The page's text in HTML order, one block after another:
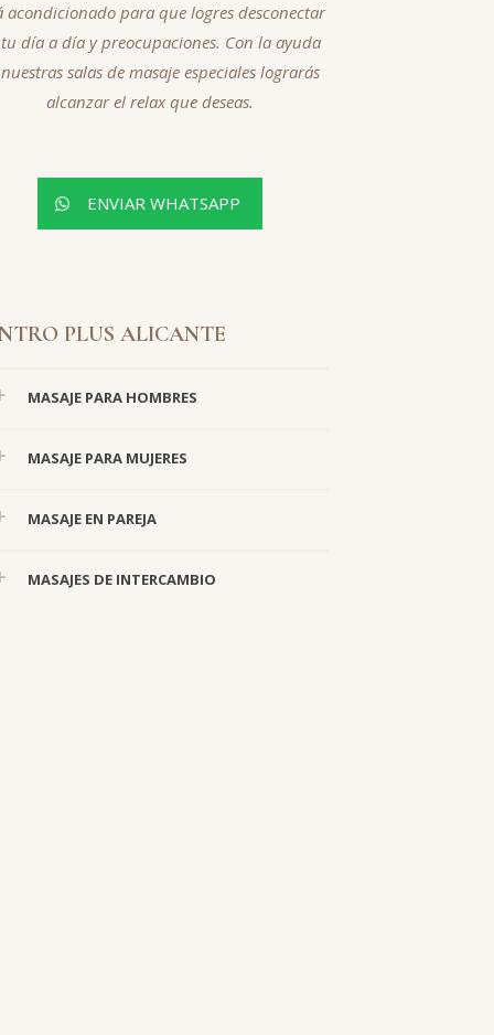
acondicionado para que logres desconectar
día a día y preocupaciones. Con la ayuda
salas de masaje especiales lograrás
alcanzar el relax que deseas.
ENVIAR WHATSAPP
PLUS ALICANTE
MASAJE PARA HOMBRES
MASAJE PARA MUJERES
MASAJE EN PAREJA
MASAJES DE INTERCAMBIO